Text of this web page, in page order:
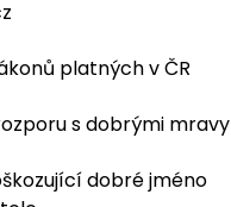
platných v ČR
s dobrými mravy
dobré jméno